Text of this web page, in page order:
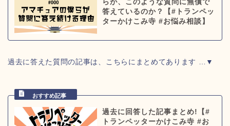
らが、このような質問に無償で
答えているのか？【#トランペッ
ターかけこみ寺 #お悩み相談】
過去に答えた質問の記事は、こちらにまとめてあります …▼
過去に回答した記事まとめ!【#
トランペッターかけこみ寺 #お